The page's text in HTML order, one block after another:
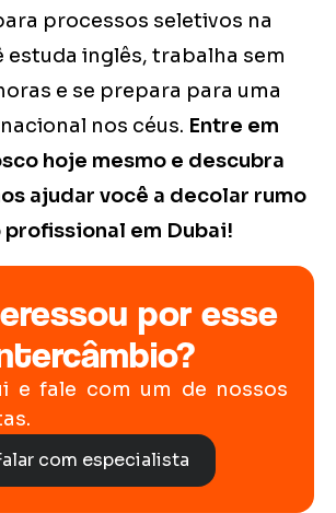
processos seletivos na
estuda inglês, trabalha sem
e se prepara para uma
nos céus. Entre em
hoje mesmo e descubra
ajudar você a decolar rumo
profissional em Dubai!
por esse
e fale com um de nossos
com especialista